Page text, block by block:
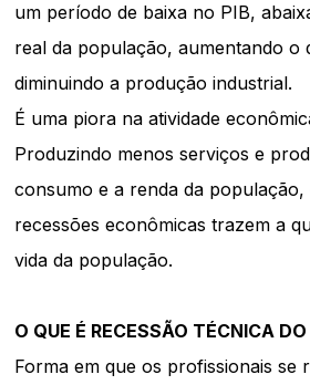
um período de baixa no PIB,
real da população, aumentando o
diminuindo a produção industrial.
É uma piora na atividade
Produzindo menos serviços e
consumo e a renda da população,
recessões econômicas trazem a
vida da população.
O QUE É RECESSÃO TÉCNICA DO
Forma em que os profissionais se